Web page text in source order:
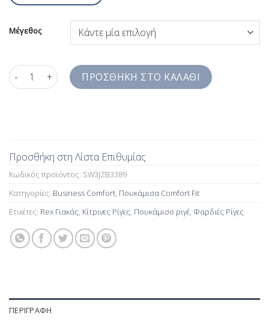
Μέγεθος
Πουκάμισο Φαρδιές Κίτρινες Ρίγες Comfort Fit SW3JZB3389
ΠΡΟΣΘΉΚΗ ΣΤΟ ΚΑΛΆΘΙ
Προσθήκη στη Λίστα Επιθυμίας
Κωδικός προϊόντος: SW3JZB3389
Κατηγορίες: Business Comfort, Πουκάμισα Comfort Fit
Ετικέτες: Rex Γιακάς, Κίτρινες Ρίγες, Πουκάμισο ριγέ, Φαρδιές Ρίγες
ΠΕΡΙΓΡΑΦΉ